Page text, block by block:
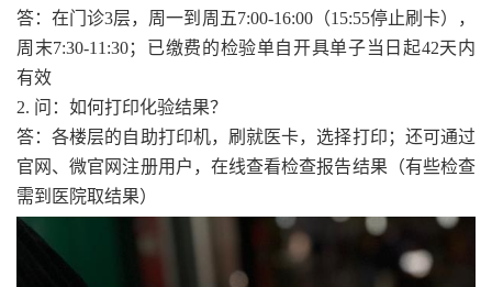
答：在门诊3层，周一到周五7:00-16:00（15:55停止刷卡），
周末7:30-11:30；已缴费的检验单自开具单子当日起42天内
有效
2. 问：如何打印化验结果？
答：各楼层的自助打印机，刷就医卡，选择打印；还可通过
官网、微官网注册用户，在线查看检查报告结果（有些检查
需到医院取结果）